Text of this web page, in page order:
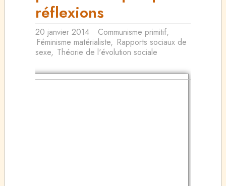
réflexions
20 janvier 2014 Communisme primitif,
Féminisme matérialiste, Rapports sociaux de
sexe, Théorie de l'évolution sociale